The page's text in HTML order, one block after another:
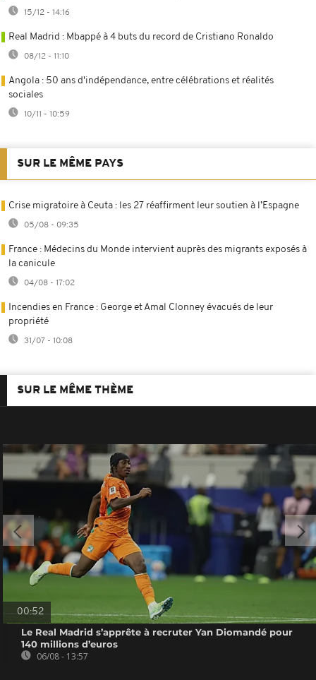
15/12 - 14:16
Real Madrid : Mbappé à 4 buts du record de Cristiano Ronaldo
08/12 - 11:10
Angola : 50 ans d'indépendance, entre célébrations et réalités
sociales
10/11 - 10:59
SUR LE MÊME PAYS
Crise migratoire à Ceuta : les 27 réaffirment leur soutien à l’Espagne
05/08 - 09:35
France : Médecins du Monde intervient auprès des migrants exposés à
la canicule
04/08 - 17:02
Incendies en France : George et Amal Clonney évacués de leur
propriété
31/07 - 10:08
SUR LE MÊME THÈME
00:52
Le Real Madrid s’apprête à recruter Yan Diomandé pour
140 millions d’euros
06/08 - 13:57